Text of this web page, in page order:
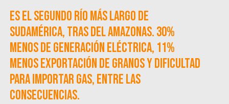
Es el segundo río más largo de
Sudamérica, tras del Amazonas. 30%
menos de generación eléctrica, 11%
menos exportación de granos y dificultad
para importar gas, entre las
consecuencias.